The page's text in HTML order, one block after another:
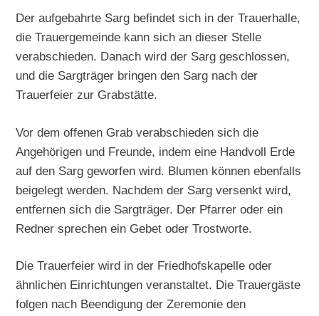
Der aufgebahrte Sarg befindet sich in der Trauerhalle,
die Trauergemeinde kann sich an dieser Stelle
verabschieden. Danach wird der Sarg geschlossen,
und die Sargträger bringen den Sarg nach der
Trauerfeier zur Grabstätte.
Vor dem offenen Grab verabschieden sich die
Angehörigen und Freunde, indem eine Handvoll Erde
auf den Sarg geworfen wird. Blumen können ebenfalls
beigelegt werden. Nachdem der Sarg versenkt wird,
entfernen sich die Sargträger. Der Pfarrer oder ein
Redner sprechen ein Gebet oder Trostworte.
Die Trauerfeier wird in der Friedhofskapelle oder
ähnlichen Einrichtungen veranstaltet. Die Trauergäste
folgen nach Beendigung der Zeremonie den